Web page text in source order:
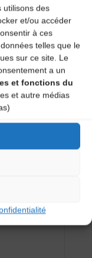
utilisons des
et/ou accéder
à ces
telles que le
sur ce site. Le
a un
et fonctions du
et autre médias
le Pin)
(Le Puy-en-